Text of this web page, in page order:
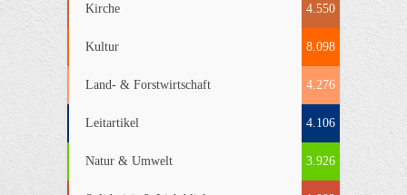
Kirche 4.550
Kultur 8.098
Land- & Forstwirtschaft 4.276
Leitartikel 4.106
Natur & Umwelt 3.926